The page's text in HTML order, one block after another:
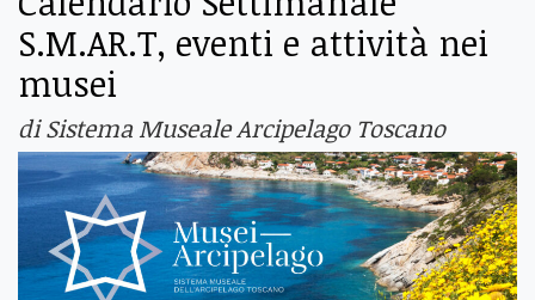
S.M.AR.T, eventi e attività nei
musei
di Sistema Museale Arcipelago Toscano